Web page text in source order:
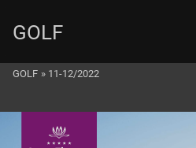
GOLF
GOLF » 11-12/2022